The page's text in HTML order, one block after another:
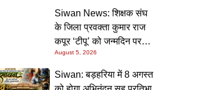
की गारंटी
Siwan News: शिक्षक संघ
के जिला प्रवक्ता कुमार राज
कपूर ‘टीपू’ को जन्मदिन पर
मिली शुभकामनाओं की सौगात
August 5, 2026
Siwan: बड़हरिया में 8 अगस्त